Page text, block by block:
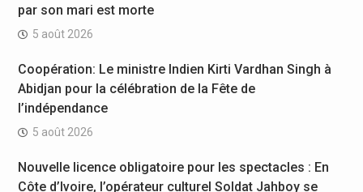
par son mari est morte
5 août 2026
Coopération: Le ministre Indien Kirti Vardhan Singh à
Abidjan pour la célébration de la Fête de
l’indépendance
5 août 2026
Nouvelle licence obligatoire pour les spectacles : En
Côte d’Ivoire, l’opérateur culturel Soldat Jahboy se